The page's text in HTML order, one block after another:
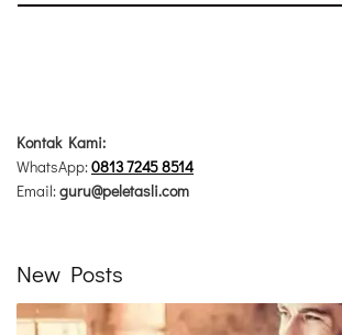
Kontak Kami:
WhatsApp:0813 7245 8514
Email:guru@peletasli.com
New Posts